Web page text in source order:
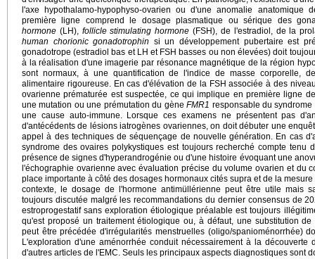
l'axe hypothalamo-hypophyso-ovarien ou d'une anomalie anatomique
première ligne comprend le dosage plasmatique ou sérique des
hormone (LH), follicle stimulating hormone (FSH), de l'estradiol, de la
human chorionic gonadotrophin si un développement pubertaire est
gonadotrope (estradiol bas et LH et FSH basses ou non élevées) doit
à la réalisation d'une imagerie par résonance magnétique de la région
sont normaux, à une quantification de l'indice de masse corporelle,
alimentaire rigoureuse. En cas d'élévation de la FSH associée à des
ovarienne prématurée est suspectée, ce qui implique en première ligne
une mutation ou une prémutation du gèneFMR1 responsable du
une cause auto-immune. Lorsque ces examens ne présentent pas
d'antécédents de lésions iatrogènes ovariennes, on doit débuter une
appel à des techniques de séquençage de nouvelle génération. En cas
syndrome des ovaires polykystiques est toujours recherché compte tenu
présence de signes d'hyperandrogénie ou d'une histoire évoquant une
l'échographie ovarienne avec évaluation précise du volume ovarien et du
place importante à côté des dosages hormonaux cités supra et de la
contexte, le dosage de l'hormone antimüllérienne peut être utile mais
toujours discutée malgré les recommandations du dernier consensus de
estroprogestatif sans exploration étiologique préalable est toujours
qu'est proposé un traitement étiologique ou, à défaut, une substitution
peut être précédée d'irrégularités menstruelles (oligo/spanioménorrhée)
L'exploration d'une aménorrhée conduit nécessairement à la
d'autres articles de l'EMC. Seuls les principaux aspects diagnostiques sont